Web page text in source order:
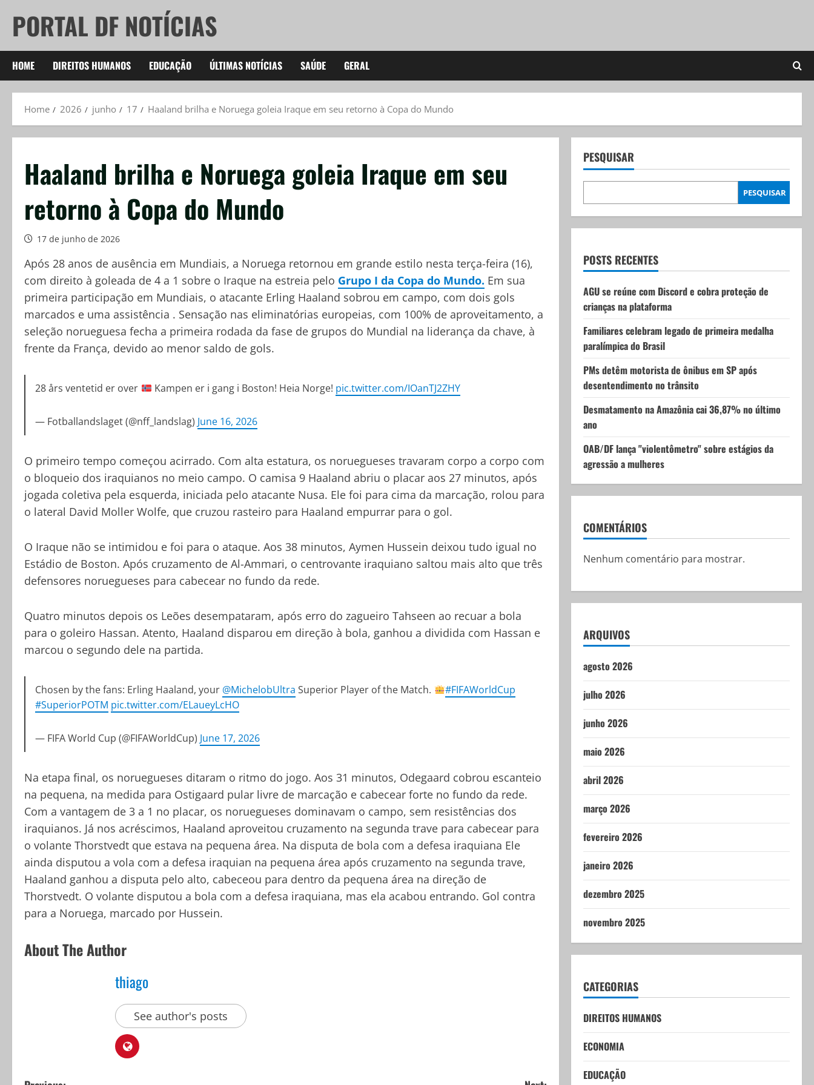
content
PORTAL DF NOTÍCIAS
HOME DIREITOS HUMANOS EDUCAÇÃO ÚLTIMAS NOTÍCIAS SAÚDE GERAL
Home 2026 junho 17 Haaland brilha e Noruega goleia Iraque em seu retorno à Copa do Mundo
Haaland brilha e Noruega goleia Iraque em seu
retorno à Copa do Mundo
17 de junho de 2026
Após 28 anos de ausência em Mundiais, a Noruega retornou em grande estilo nesta terça-feira (16),
com direito à goleada de 4 a 1 sobre o Iraque na estreia pelo Grupo I da Copa do Mundo. Em sua
primeira participação em Mundiais, o atacante Erling Haaland sobrou em campo, com dois gols
marcados e uma assistência . Sensação nas eliminatórias europeias, com 100% de aproveitamento, a
seleção norueguesa fecha a primeira rodada da fase de grupos do Mundial na liderança da chave, à
frente da França, devido ao menor saldo de gols.
28 års ventetid er over Kampen er i gang i Boston! Heia Norge! pic.twitter.com/IOanTJ2ZHY
— Fotballandslaget (@nff_landslag) June 16, 2026
O primeiro tempo começou acirrado. Com alta estatura, os noruegueses travaram corpo a corpo com
o bloqueio dos iraquianos no meio campo. O camisa 9 Haaland abriu o placar aos 27 minutos, após
jogada coletiva pela esquerda, iniciada pelo atacante Nusa. Ele foi para cima da marcação, rolou para
o lateral David Moller Wolfe, que cruzou rasteiro para Haaland empurrar para o gol.
O Iraque não se intimidou e foi para o ataque. Aos 38 minutos, Aymen Hussein deixou tudo igual no
Estádio de Boston. Após cruzamento de Al-Ammari, o centrovante iraquiano saltou mais alto que três
defensores noruegueses para cabecear no fundo da rede.
Quatro minutos depois os Leões desempataram, após erro do zagueiro Tahseen ao recuar a bola
para o goleiro Hassan. Atento, Haaland disparou em direção à bola, ganhou a dividida com Hassan e
marcou o segundo dele na partida.
Chosen by the fans: Erling Haaland, your @MichelobUltra Superior Player of the Match.
#FIFAWorldCup
#SuperiorPOTM pic.twitter.com/ELaueyLcHO
— FIFA World Cup (@FIFAWorldCup) June 17, 2026
Na etapa final, os noruegueses ditaram o ritmo do jogo. Aos 31 minutos, Odegaard cobrou escanteio
na pequena, na medida para Ostigaard pular livre de marcação e cabecear forte no fundo da rede.
Com a vantagem de 3 a 1 no placar, os noruegueses dominavam o campo, sem resistências dos
iraquianos. Já nos acréscimos, Haaland aproveitou cruzamento na segunda trave para cabecear para
o volante Thorstvedt que estava na pequena área. Na disputa de bola com a defesa iraquiana Ele
ainda disputou a vola com a defesa iraquian na pequena área após cruzamento na segunda trave,
Haaland ganhou a disputa pelo alto, cabeceou para dentro da pequena área na direção de
Thorstvedt. O volante disputou a bola com a defesa iraquiana, mas ela acabou entrando. Gol contra
para a Noruega, marcado por Hussein.
About The Author
thiago
See author's posts
PESQUISAR
PESQUISAR
POSTS RECENTES
AGU se reúne com Discord e cobra proteção de
crianças na plataforma
Familiares celebram legado de primeira medalha
paralímpica do Brasil
PMs detêm motorista de ônibus em SP após
desentendimento no trânsito
Desmatamento na Amazônia cai 36,87% no último
ano
OAB/DF lança "violentômetro" sobre estágios da
agressão a mulheres
COMENTÁRIOS
Nenhum comentário para mostrar.
ARQUIVOS
agosto 2026
julho 2026
junho 2026
maio 2026
abril 2026
março 2026
fevereiro 2026
janeiro 2026
dezembro 2025
novembro 2025
CATEGORIAS
DIREITOS HUMANOS
ECONOMIA
EDUCAÇÃO